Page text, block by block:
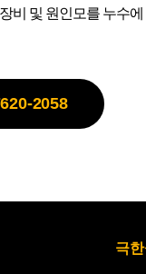
비 및 원인모를 누수
2058
극